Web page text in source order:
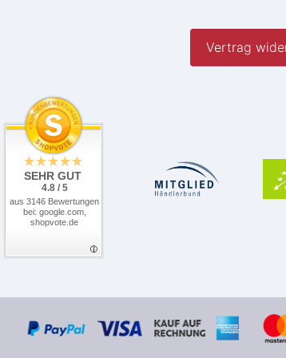
Vertrag
SEHR GUT
4.8 / 5
aus 3146 Bewertungen
bei: google.com,
shopvote.de